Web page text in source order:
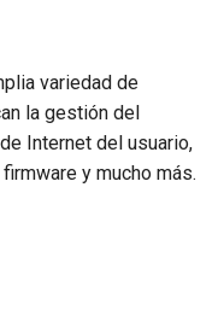
variedad de
la gestión del
Internet del usuario,
y mucho más.